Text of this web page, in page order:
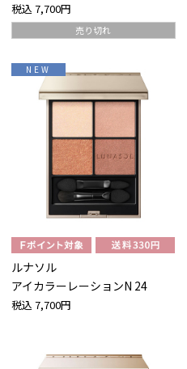
税込 7,700円
売り切れ
NEW
ルナソル
アイカラーレーションN 24
税込 7,700円